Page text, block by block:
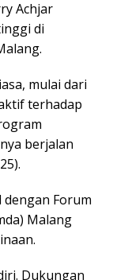
Achjar
di
mulai dari
terhadap
berjalan
Forum
Malang
Dukungan